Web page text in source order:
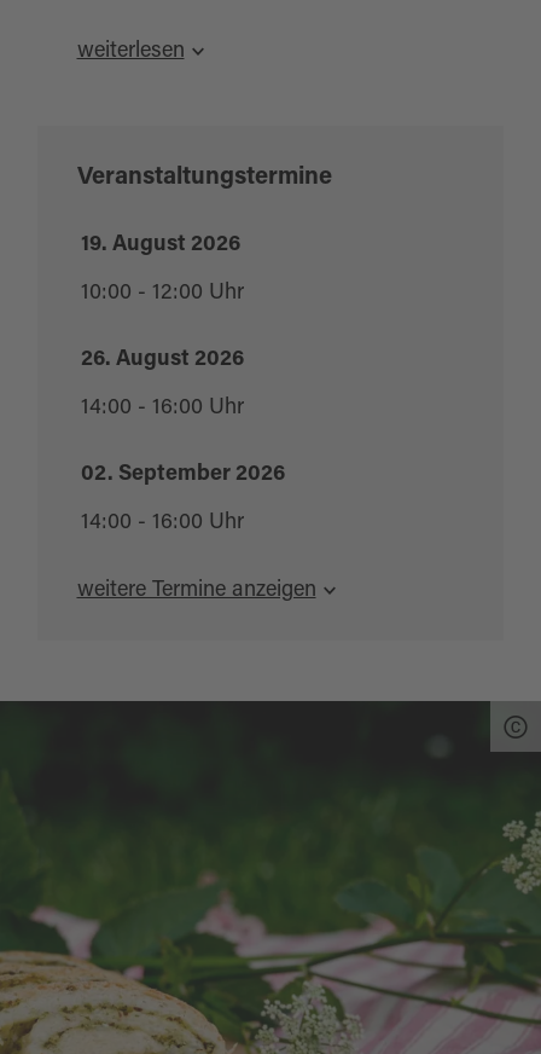
Dauer ca. 2,5 h, Kosten: 15,00 € pro Person
Vortag unter Tel. 09638 933-250
Quelle:destination.one
weiterlesen
Veranstaltungstermine
19. August 2026
10:00 - 12:00 Uhr
26. August 2026
14:00 - 16:00 Uhr
02. September 2026
14:00 - 16:00 Uhr
weitere Termine anzeigen